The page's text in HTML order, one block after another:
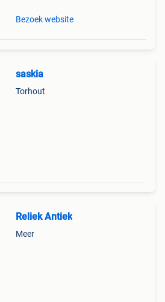
Bezoek website
saskia
Torhout
Reliek Antiek
Meer